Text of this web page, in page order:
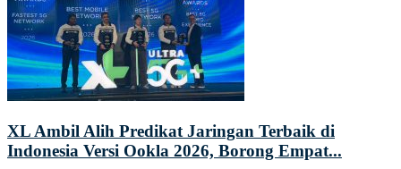
XL Ambil Alih Predikat Jaringan Terbaik di
Indonesia Versi Ookla 2026, Borong Empat...